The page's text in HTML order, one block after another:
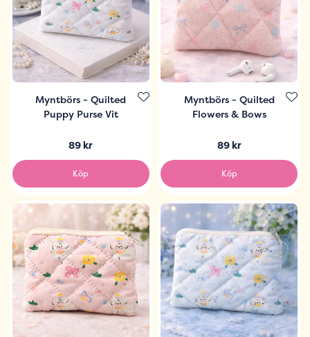
Myntbörs - Quilted
Puppy Purse Vit
89 kr
Köp
Myntbörs - Quilted
Flowers & Bows
89 kr
Köp